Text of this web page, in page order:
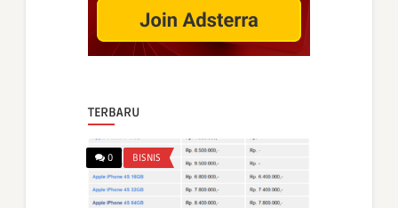
TERBARU
0 BISNIS